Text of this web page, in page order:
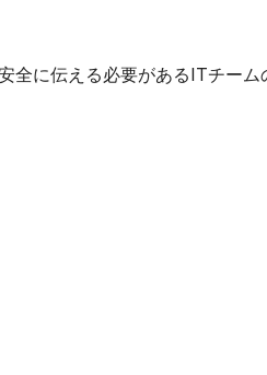
に伝える必要があるITチーム